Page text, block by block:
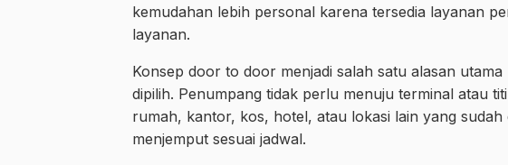
kemudahan lebih personal karena tersedia layanan
layanan.
Konsep door to door menjadi salah satu alasan
dipilih. Penumpang tidak perlu menuju terminal atau
rumah, kantor, kos, hotel, atau lokasi lain yang sudah
menjemput sesuai jadwal.